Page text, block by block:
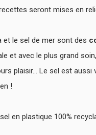
seront mises en
et le sel de mer sont des
et avec le plus grand
plaisir... Le sel est
!
en plastique 100%